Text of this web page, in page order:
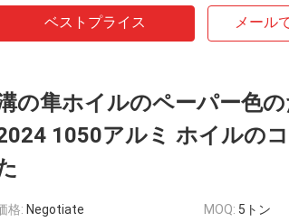
ベストプライス メール
の隼ホイルのペーパー色
1050アルミ ホイルの
格: Negotiate MOQ: 5トン